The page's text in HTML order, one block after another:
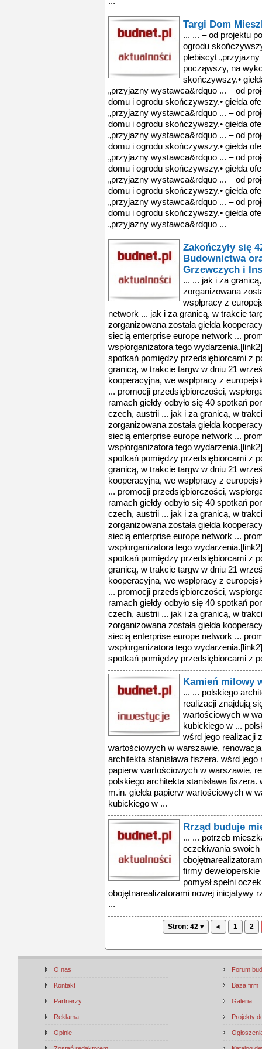
Targi Dom
... ... – od projektu
ogrodu
plebiscyt
począwszy, na
skończywszy.•
„przyjazny wystawca&rdquo ... – od
domu i ogrodu skończywszy.• giełda
„przyjazny wystawca&rdquo ... – od
domu i ogrodu skończywszy.• giełda
„przyjazny wystawca&rdquo ... – od
domu i ogrodu skończywszy.• giełda
„przyjazny wystawca&rdquo ... – od
domu i ogrodu skończywszy.• giełda
„przyjazny wystawca&rdquo ... – od
domu i ogrodu skończywszy.• giełda
„przyjazny wystawca&rdquo ... – od
domu i ogrodu skończywszy.• giełda
„przyjazny wystawca&rdquo ...
Zakończyły się
Budownictwa
Grzewczych i
... ... jak i za
zorganizowana
wspłpracy z
network ... jak i za granicą, w trakcie
zorganizowana została giełda
siecią enterprise europe network ...
wspłorganizatora tego
spotkań pomiędzy przedsiębiorcami z
granicą, w trakcie targw w dniu 21
kooperacyjna, we wspłpracy z
... promocji przedsiębiorczości,
ramach giełdy odbyło się 40 spotkań
czech, austrii ... jak i za granicą, w
zorganizowana została giełda
siecią enterprise europe network ...
wspłorganizatora tego
spotkań pomiędzy przedsiębiorcami z
granicą, w trakcie targw w dniu 21
kooperacyjna, we wspłpracy z
... promocji przedsiębiorczości,
ramach giełdy odbyło się 40 spotkań
czech, austrii ... jak i za granicą, w
zorganizowana została giełda
siecią enterprise europe network ...
wspłorganizatora tego
spotkań pomiędzy przedsiębiorcami z
granicą, w trakcie targw w dniu 21
kooperacyjna, we wspłpracy z
... promocji przedsiębiorczości,
ramach giełdy odbyło się 40 spotkań
czech, austrii ... jak i za granicą, w
zorganizowana została giełda
siecią enterprise europe network ...
wspłorganizatora tego
spotkań pomiędzy przedsiębiorcami z
Kamień milowy
... ... polskiego
realizacji znajdują
wartościowych w
kubickiego w ...
wśrd jego realizacji
wartościowych w warszawie,
architekta stanisława fiszera. wśrd jego
papierw wartościowych w warszawie,
polskiego architekta stanisława
m.in. giełda papierw wartościowych w
kubickiego w ...
Rrząd buduje
... ... potrzeb
oczekiwania swoich
firmy
pomysł spełni
obojętnarealizatorami nowej inicjatywy
...
Stron: 42 ▾ ◂ 1 2
O nas
Kontakt
Partnerzy
Reklama
Opinie
Forum
Baza firm
Galeria
Projekty